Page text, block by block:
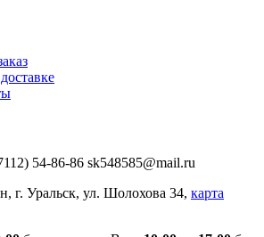
54-86-86 sk548585@mail.ru
г. Уральск, ул. Шолохова 34, карта